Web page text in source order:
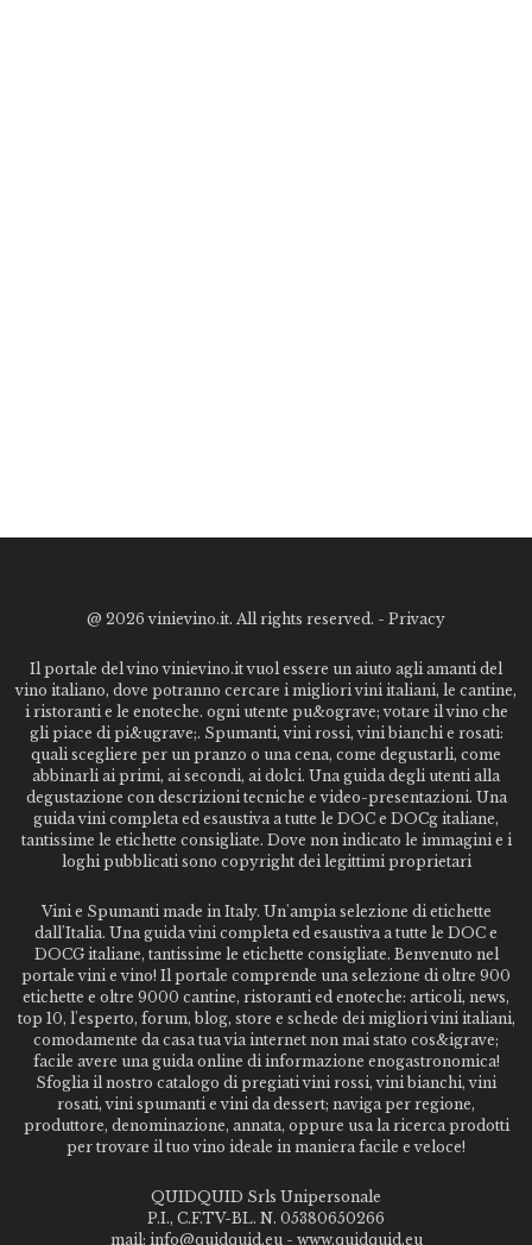
@ 2026 vinievino.it. All rights reserved. - Privacy
Il portale del vino vinievino.it vuol essere un aiuto agli amanti del
vino italiano, dove potranno cercare i migliori vini italiani, le cantine,
i ristoranti e le enoteche. ogni utente pu&ograve; votare il vino che
gli piace di pi&ugrave;. Spumanti, vini rossi, vini bianchi e rosati:
quali scegliere per un pranzo o una cena, come degustarli, come
abbinarli ai primi, ai secondi, ai dolci. Una guida degli utenti alla
degustazione con descrizioni tecniche e video-presentazioni. Una
guida vini completa ed esaustiva a tutte le DOC e DOCg italiane,
tantissime le etichette consigliate. Dove non indicato le immagini e i
loghi pubblicati sono copyright dei legittimi proprietari
Vini e Spumanti made in Italy. Un'ampia selezione di etichette
dall'Italia. Una guida vini completa ed esaustiva a tutte le DOC e
DOCG italiane, tantissime le etichette consigliate. Benvenuto nel
portale vini e vino! Il portale comprende una selezione di oltre 900
etichette e oltre 9000 cantine, ristoranti ed enoteche: articoli, news,
top 10, l'esperto, forum, blog, store e schede dei migliori vini italiani,
comodamente da casa tua via internet non mai stato cos&igrave;
facile avere una guida online di informazione enogastronomica!
Sfoglia il nostro catalogo di pregiati vini rossi, vini bianchi, vini
rosati, vini spumanti e vini da dessert; naviga per regione,
produttore, denominazione, annata, oppure usa la ricerca prodotti
per trovare il tuo vino ideale in maniera facile e veloce!
QUIDQUID Srls Unipersonale
P.I., C.F.TV-BL. N. 05380650266
mail: info@quidquid.eu - www.quidquid.eu